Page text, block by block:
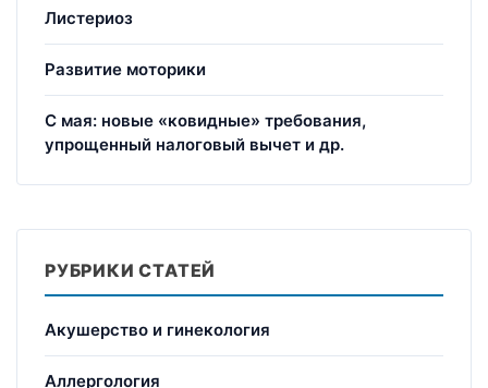
Листериоз
Развитие моторики
С мая: новые «ковидные» требования,
упрощенный налоговый вычет и др.
РУБРИКИ СТАТЕЙ
Акушерство и гинекология
Аллергология